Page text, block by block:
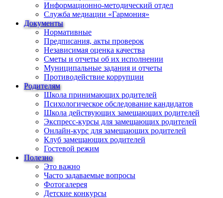
Информационно-методический отдел
Служба медиации «Гармония»
Документы
Нормативные
Предписания, акты проверок
Независимая оценка качества
Сметы и отчеты об их исполнении
Муниципальные задания и отчеты
Противодействие коррупции
Родителям
Школа принимающих родителей
Психологическое обследование кандидатов
Школа действующих замещающих родителей
Экспресс-курсы для замещающих родителей
Онлайн-курс для замещающих родителей
Клуб замещающих родителей
Гостевой режим
Полезно
Это важно
Часто задаваемые вопросы
Фотогалерея
Детские конкурсы